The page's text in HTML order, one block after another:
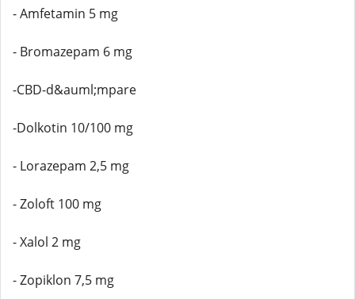
- Amfetamin 5 mg
- Bromazepam 6 mg
-CBD-d&auml;mpare
-Dolkotin 10/100 mg
- Lorazepam 2,5 mg
- Zoloft 100 mg
- Xalol 2 mg
- Zopiklon 7,5 mg